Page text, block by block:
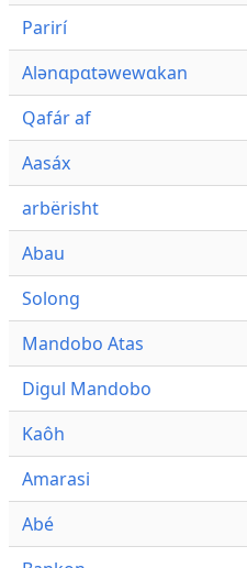
Parirí
Alənɑpɑtəwewɑkan
Qafár af
Aasáx
arbërisht
Abau
Solong
Mandobo Atas
Digul Mandobo
Kaôh
Amarasi
Abé